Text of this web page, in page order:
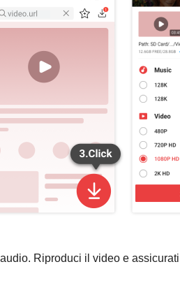
Riproduci il video e